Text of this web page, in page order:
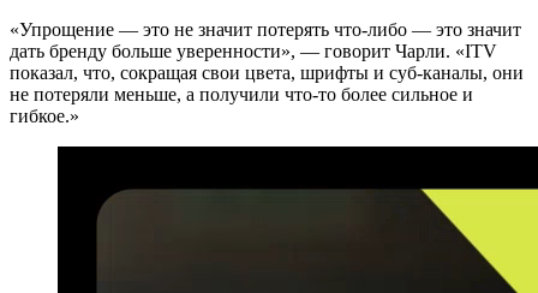
«Упрощение — это не значит потерять что-либо — это значит
дать бренду больше уверенности», — говорит Чарли. «ITV
показал, что, сокращая свои цвета, шрифты и суб-каналы, они
не потеряли меньше, а получили что-то более сильное и
гибкое.»